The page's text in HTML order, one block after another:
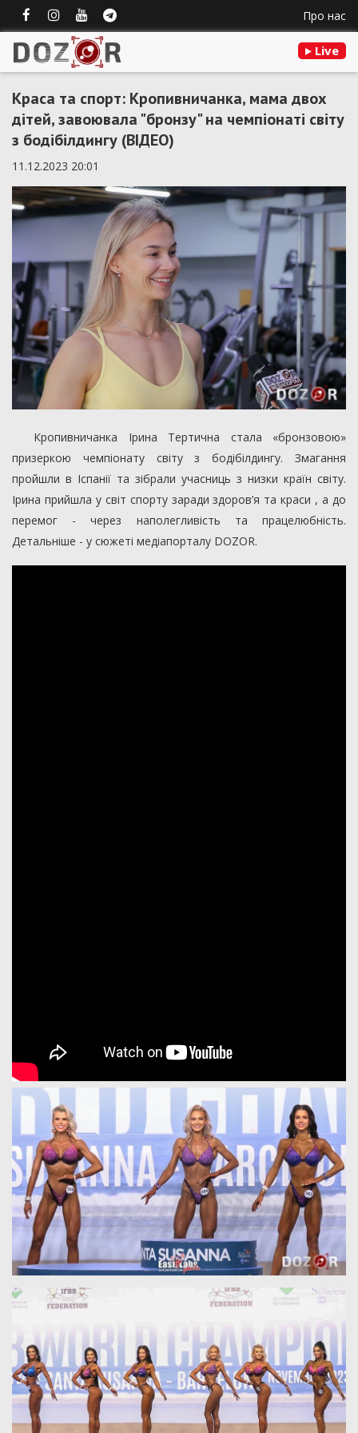
Про нас
Live
Краса та спорт: Кропивничанка, мама двох
дітей, завоювала "бронзу" на чемпіонаті світу
з бодібілдингу (ВІДЕО)
11.12.2023 20:01
Кропивничанка Ірина Тертична стала «бронзовою»
призеркою чемпіонату світу з бодібілдингу. Змагання
пройшли в Іспанії та зібрали учасниць з низки країн світу.
Ірина прийшла у світ спорту заради здоров’я та краси , а до
перемог - через наполегливість та працелюбність.
Детальніше - у сюжеті медіапорталу DOZOR.